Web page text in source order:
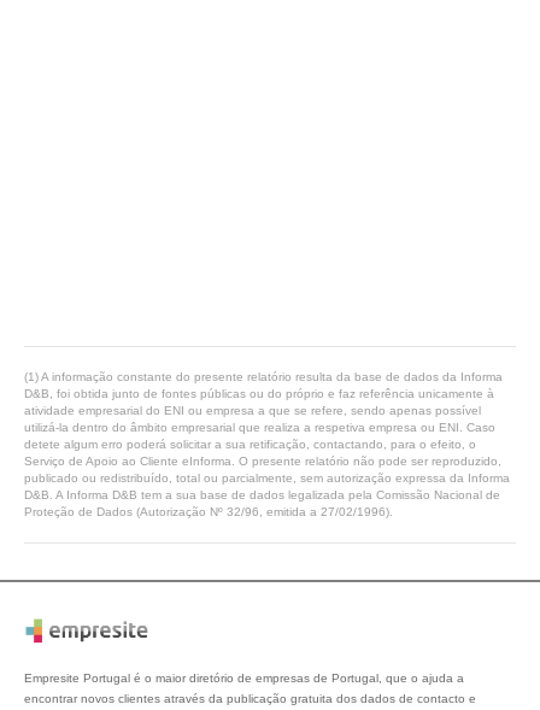
(1) A informação constante do presente relatório resulta da base de dados da Informa
D&B, foi obtida junto de fontes públicas ou do próprio e faz referência unicamente à
atividade empresarial do ENI ou empresa a que se refere, sendo apenas possível
utilizá-la dentro do âmbito empresarial que realiza a respetiva empresa ou ENI. Caso
detete algum erro poderá solicitar a sua retificação, contactando, para o efeito, o
Serviço de Apoio ao Cliente eInforma. O presente relatório não pode ser reproduzido,
publicado ou redistribuído, total ou parcialmente, sem autorização expressa da Informa
D&B. A Informa D&B tem a sua base de dados legalizada pela Comissão Nacional de
Proteção de Dados (Autorização Nº 32/96, emitida a 27/02/1996).
Empresite Portugal é o maior diretório de empresas de Portugal, que o ajuda a
encontrar novos clientes através da publicação gratuita dos dados de contacto e